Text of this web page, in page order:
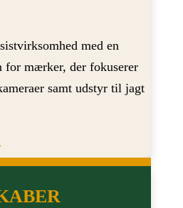
med en
for mærker, der fokuserer
samt udstyr til jagt